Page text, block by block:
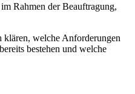
Rahmen der Beauftragung,
klären, welche Anforderungen
bestehen und welche